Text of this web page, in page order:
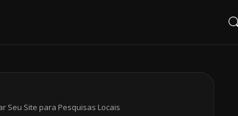
Seu Site para Pesquisas Locais